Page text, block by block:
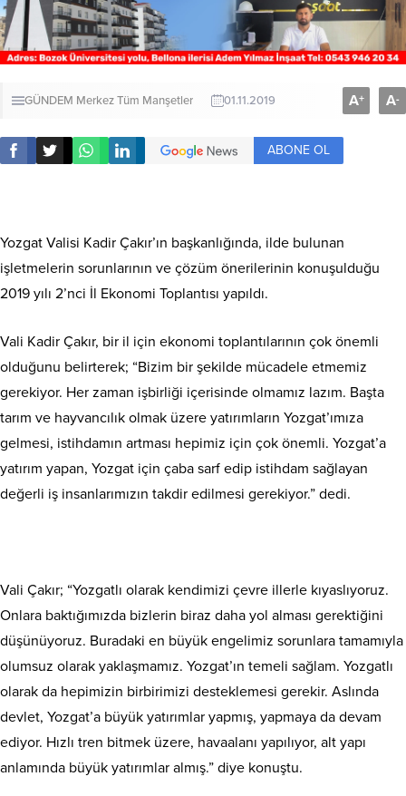
GÜNDEM MerkezTüm Manşetler 01.11.2019 A+ A-
ABONE OL
Yozgat Valisi Kadir Çakır’ın başkanlığında, ilde bulunan
işletmelerin sorunlarının ve çözüm önerilerinin konuşulduğu
2019 yılı 2’nci İl Ekonomi Toplantısı yapıldı.
Vali Kadir Çakır, bir il için ekonomi toplantılarının çok önemli
olduğunu belirterek; “Bizim bir şekilde mücadele etmemiz
gerekiyor. Her zaman işbirliği içerisinde olmamız lazım. Başta
tarım ve hayvancılık olmak üzere yatırımların Yozgat’ımıza
gelmesi, istihdamın artması hepimiz için çok önemli. Yozgat’a
yatırım yapan, Yozgat için çaba sarf edip istihdam sağlayan
değerli iş insanlarımızın takdir edilmesi gerekiyor.” dedi.
Vali Çakır; “Yozgatlı olarak kendimizi çevre illerle kıyaslıyoruz.
Onlara baktığımızda bizlerin biraz daha yol alması gerektiğini
düşünüyoruz. Buradaki en büyük engelimiz sorunlara tamamıyla
olumsuz olarak yaklaşmamız. Yozgat’ın temeli sağlam. Yozgatlı
olarak da hepimizin birbirimizi desteklemesi gerekir. Aslında
devlet, Yozgat’a büyük yatırımlar yapmış, yapmaya da devam
ediyor. Hızlı tren bitmek üzere, havaalanı yapılıyor, alt yapı
anlamında büyük yatırımlar almış.” diye konuştu.